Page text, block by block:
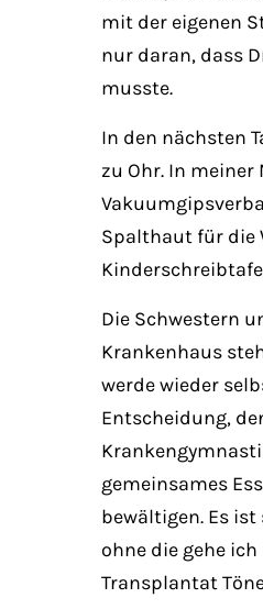
mit der eigenen
nur daran, dass
musste.
In den nächsten
zu Ohr. In
Spalthaut für die
Die Schwestern
Krankenhaus
werde wieder
Entscheidung,
gemeinsames
bewältigen. Es
ohne die gehe
Transplantat